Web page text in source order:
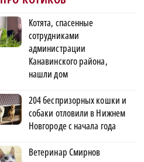
Котята, спасенные
сотрудниками
администрации
Канавинского района,
нашли дом
204 беспризорных кошки и
собаки отловили в Нижнем
Новгороде с начала года
Ветеринар Смирнов